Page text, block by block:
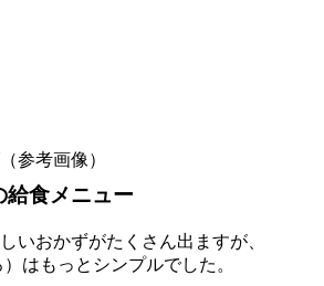
参考画像）
給食メニュー
いおかずがたくさん出ますが、
はもっとシンプルでした。